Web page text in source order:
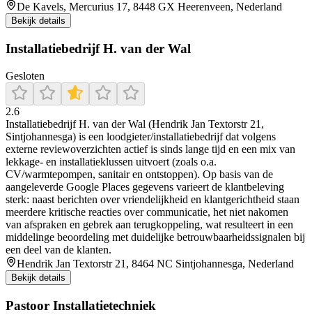
De Kavels, Mercurius 17, 8448 GX Heerenveen, Nederland
Bekijk details
Installatiebedrijf H. van der Wal
Gesloten
2.6
Installatiebedrijf H. van der Wal (Hendrik Jan Textorstr 21,
Sintjohannesga) is een loodgieter/installatiebedrijf dat volgens
externe reviewoverzichten actief is sinds lange tijd en een mix van
lekkage- en installatieklussen uitvoert (zoals o.a.
CV/warmtepompen, sanitair en ontstoppen). Op basis van de
aangeleverde Google Places gegevens varieert de klantbeleving
sterk: naast berichten over vriendelijkheid en klantgerichtheid staan
meerdere kritische reacties over communicatie, het niet nakomen
van afspraken en gebrek aan terugkoppeling, wat resulteert in een
middelinge beoordeling met duidelijke betrouwbaarheidssignalen bij
een deel van de klanten.
Hendrik Jan Textorstr 21, 8464 NC Sintjohannesga, Nederland
Bekijk details
Pastoor Installatietechniek